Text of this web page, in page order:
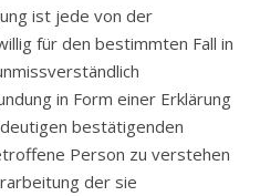
ist jede von der
für den bestimmten Fall in
in Form einer Erklärung
bestätigenden
Person zu verstehen
der sie